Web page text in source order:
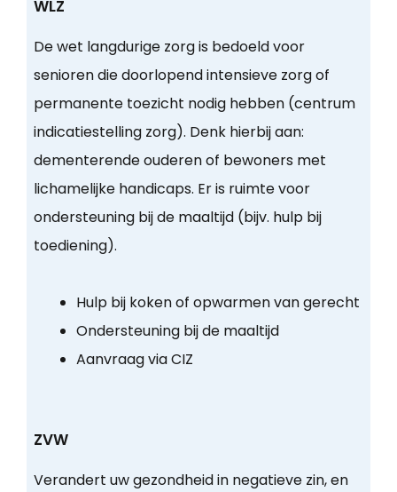
WLZ
De wet langdurige zorg is bedoeld voor
senioren die doorlopend intensieve zorg of
permanente toezicht nodig hebben (centrum
indicatiestelling zorg). Denk hierbij aan:
dementerende ouderen of bewoners met
lichamelijke handicaps. Er is ruimte voor
ondersteuning bij de maaltijd (bijv. hulp bij
toediening).
Hulp bij koken of opwarmen van gerecht
Ondersteuning bij de maaltijd
Aanvraag via CIZ
ZVW
Verandert uw gezondheid in negatieve zin, en